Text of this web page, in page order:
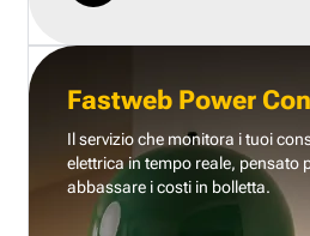
Fastweb Power
Il servizio che monitora i tuoi
elettrica in tempo reale, pensato
abbassare i costi in bolletta.